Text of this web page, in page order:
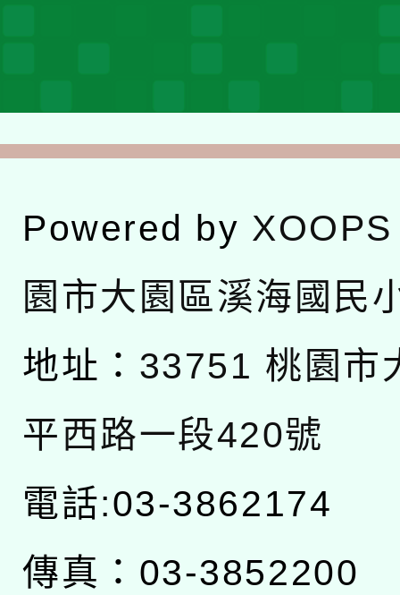
Powered by XOOPS
園市大園區溪海國民
地址： 33751 桃園市
平西路一段420號
電話:03-3862174
傳真：03-3852200